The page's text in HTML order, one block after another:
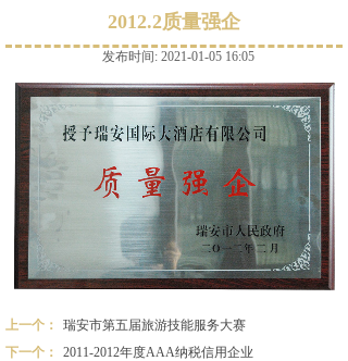
2012.2质量强企
发布时间: 2021-01-05 16:05
上一个：
瑞安市第五届旅游技能服务大赛
下一个：
2011-2012年度AAA纳税信用企业